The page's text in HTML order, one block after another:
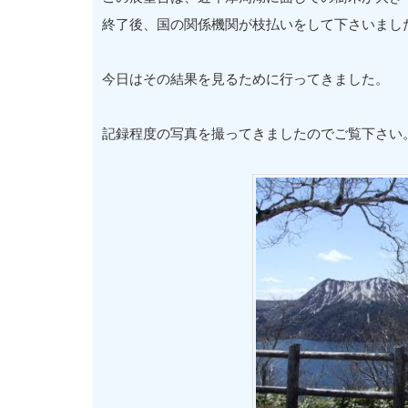
終了後、国の関係機関が枝払いをして下さいまし
今日はその結果を見るために行ってきました。
記録程度の写真を撮ってきましたのでご覧下さい